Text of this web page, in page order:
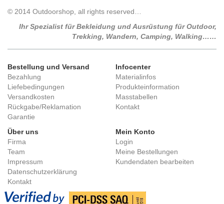
© 2014 Outdoorshop, all rights reserved…
Ihr Spezialist für Bekleidung und Ausrüstung für Outdoor,
Trekking, Wandern, Camping, Walking……
Bestellung und Versand
Bezahlung
Liefebedingungen
Versandkosten
Rückgabe/Reklamation
Garantie
Infocenter
Materialinfos
Produkteinformation
Masstabellen
Kontakt
Über uns
Firma
Team
Impressum
Datenschutzerklärung
Kontakt
Mein Konto
Login
Meine Bestellungen
Kundendaten bearbeiten